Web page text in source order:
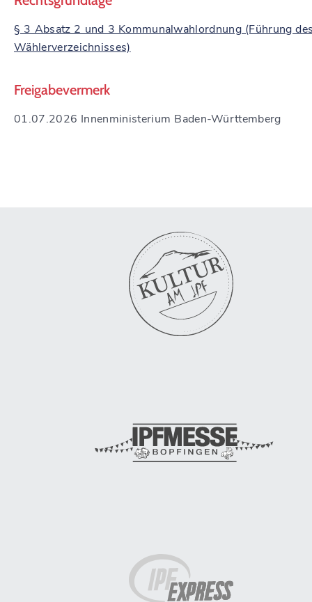
§ 3 Absatz 2 und 3 Kommunalwahlordnung (Führung
Wählerverzeichnisses)
Freigabevermerk
01.07.2026 Innenministerium Baden-Württemberg